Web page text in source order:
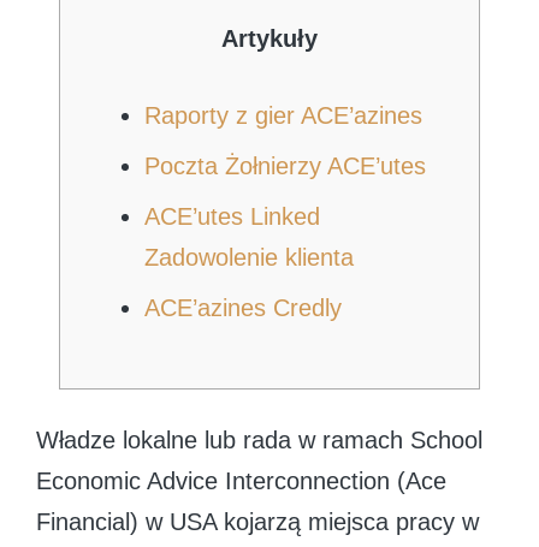
Artykuły
Raporty z gier ACE’azines
Poczta Żołnierzy ACE’utes
ACE’utes Linked
Zadowolenie klienta
ACE’azines Credly
Władze lokalne lub rada w ramach School
Economic Advice Interconnection (Ace
Financial) w USA kojarzą miejsca pracy w